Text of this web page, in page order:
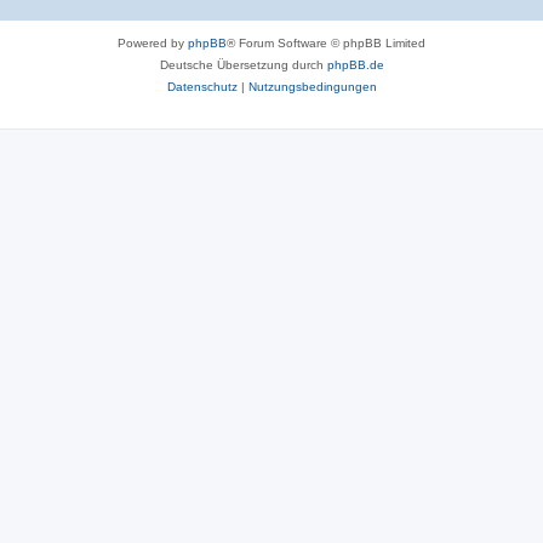
Powered by phpBB® Forum Software © phpBB Limited
Deutsche Übersetzung durch phpBB.de
Datenschutz| Nutzungsbedingungen